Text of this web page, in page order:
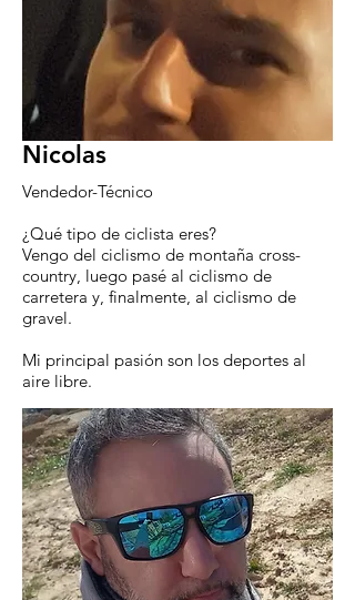
Nicolas
Vendedor-Técnico
¿Qué tipo de ciclista eres?
Vengo del ciclismo de montaña cross-
country, luego pasé al ciclismo de
carretera y, finalmente, al ciclismo de
gravel.
Mi principal pasión son los deportes al
aire libre.